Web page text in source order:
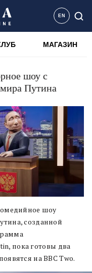
EN
МАГАЗИН
шоу с
Путина
шоу
созданной
пока готовы два
на BBC Two.